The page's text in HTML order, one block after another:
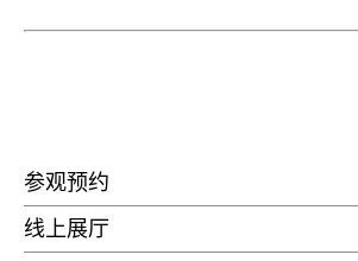
参观预约
线上展厅